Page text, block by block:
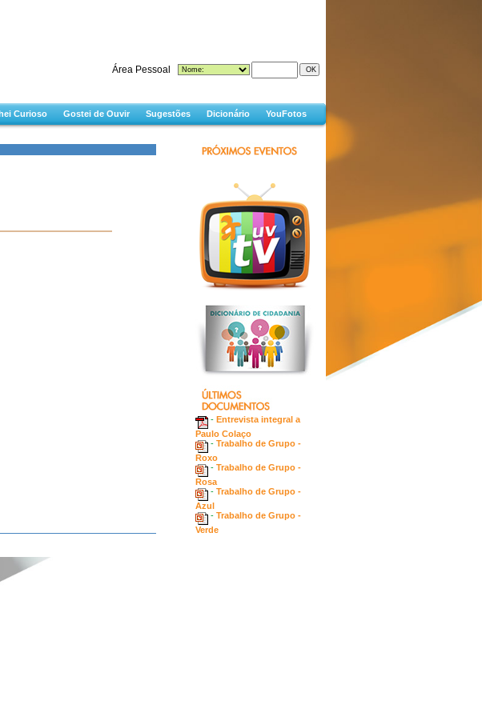
Área Pessoal
Curioso Gostei de Ouvir Sugestões Dicionário YouFotos
- Entrevista integral a
Paulo Colaço
- Trabalho de Grupo -
Roxo
- Trabalho de Grupo -
Rosa
- Trabalho de Grupo -
Azul
- Trabalho de Grupo -
Verde